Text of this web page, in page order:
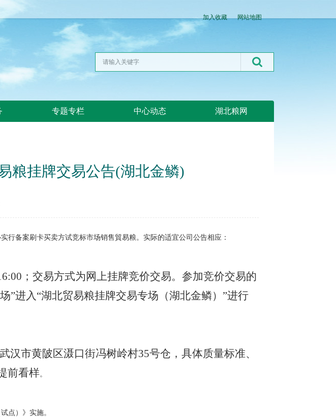
加入收藏 网站地图
专题专栏 中心动态 湖北粮网
粮挂牌交易公告(湖北金鳞)
行备案刷卡买卖方试竞标市场销售貿易粮。实际的适宜公司公告相应：
；交易方式为网上挂牌竞价交易。参加竞价交易的
”进入“湖北贸易粮挂牌交易专场（湖北金鳞）”进行
汉市黄陂区滠口街冯树岭村35号仓，具体质量标准、
前看样。
点）》实施。